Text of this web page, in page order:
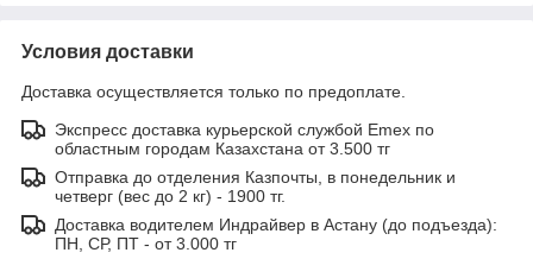
Условия доставки
Доставка осуществляется только по предоплате.
Экспресс доставка курьерской службой Emex по
областным городам Казахстана от 3.500 тг
Отправка до отделения Казпочты, в понедельник и
четверг (вес до 2 кг) - 1900 тг.
Доставка водителем Индрайвер в Астану (до подъезда):
ПН, СР, ПТ - от 3.000 тг